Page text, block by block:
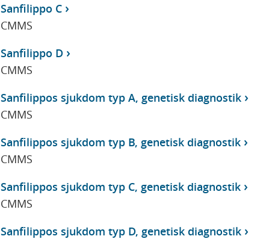
Sanfilippo C
CMMS
Sanfilippo D
CMMS
Sanfilippos sjukdom typ A, genetisk diagnostik
CMMS
Sanfilippos sjukdom typ B, genetisk diagnostik
CMMS
Sanfilippos sjukdom typ C, genetisk diagnostik
CMMS
Sanfilippos sjukdom typ D, genetisk diagnostik